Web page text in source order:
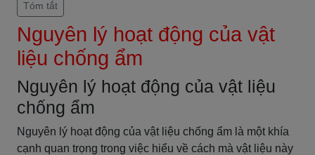
Tóm tắt
Nguyên lý hoạt động của vật
liệu chống ẩm
Nguyên lý hoạt động của vật liệu
chống ẩm
Nguyên lý hoạt động của vật liệu chống ẩm là một khía
cạnh quan trọng trong việc hiểu về cách mà vật liệu này